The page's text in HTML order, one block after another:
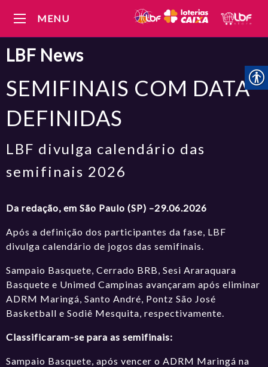
MENU
LBF News
SEMIFINAIS COM DATA
DEFINIDAS
LBF divulga calendário das
semifinais 2026
Da redação, em São Paulo (SP) –29.06.2026
Após a definição dos participantes da fase, LBF
divulga calendário de jogos das semifinais.
Sampaio Basquete, Cerrado BRB, Sesi Araraquara
Basquete e Unimed Campinas avançaram após eliminar
ADRM Maringá, Santo André, Pontz São José
Basketball e Sodiê Mesquita, respectivamente.
Classificaram-se para as semifinais:
Sampaio Basquete, após vencer o ADRM Maringá na